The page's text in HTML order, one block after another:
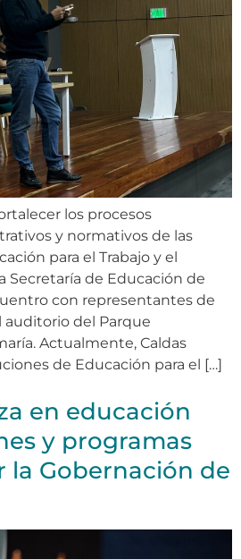
los procesos
y normativos de las
para el Trabajo y el
Secretaría de Educación de
con representantes de
auditorio del Parque
Actualmente, Caldas
de Educación para el […]
en educación
y programas
la Gobernación de